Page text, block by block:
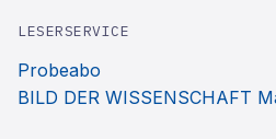
LESERSERVICE
Probeabo
BILD DER WISSENSCHAFT